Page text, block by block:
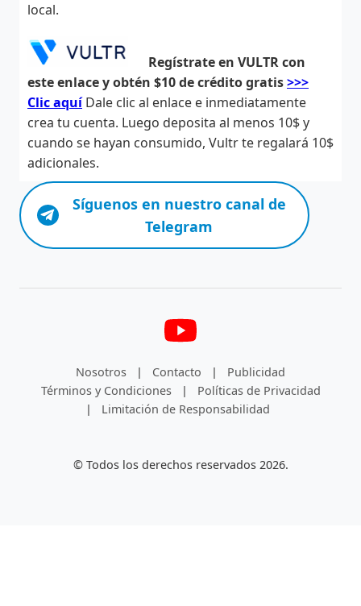
local.
Regístrate en VULTR con
este enlace y obtén $10 de crédito gratis>>>
Clic aquíDale clic al enlace e inmediatamente
crea tu cuenta. Luego deposita al menos 10$ y
cuando se hayan consumido, Vultr te regalará 10$
adicionales.
Síguenos en nuestro canal de
Telegram
Nosotros | Contacto |
Publicidad
Términos y Condiciones
|
Políticas de Privacidad
|
Limitación de Responsabilidad
© Todos los derechos reservados 2026.